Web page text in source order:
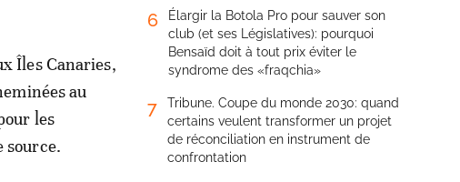
Îles Canaries,
au
les
source.
6
Élargir la Botola Pro pour sauver son
club (et ses Législatives): pourquoi
Bensaïd doit à tout prix éviter le
syndrome des «fraqchia»
7
Tribune. Coupe du monde 2030: quand
certains veulent transformer un projet
de réconciliation en instrument de
confrontation